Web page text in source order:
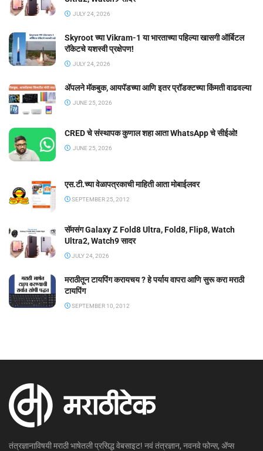
JULY 24, 2026
Skyroot च्या Vikram-1 या भारताच्या पहिल्या खासगी ऑर्बिटल
रॉकेटचे यशस्वी प्रक्षेपण!
JULY 24, 2026
ॲपलने मॅकबुक, आयपॅडच्या आणि इतर प्रॉडक्टच्या किंमती वाढवल्या
JUNE 25, 2026
CRED चे संस्थापक कुणाल शहा आता WhatsApp चे सीईओ!
JUNE 25, 2026
एस.टी.च्या वेळापत्रकाची माहिती आता मोबाईलवर
SEPTEMBER 25, 2012
सॅमसंग Galaxy Z Fold8 Ultra, Fold8, Flip8, Watch
Ultra2, Watch9 सादर
JULY 24, 2026
मराठीतून टायपिंग करायचय ? हे पर्याय वापरा आणि सुरू करा मराठी
टायपिंग
SEPTEMBER 10, 2012
तंत्रज्ञानाविषयी मराठी भाषेतली प्रसिद्ध वेबसाइट! नवं तंत्रज्ञान, नवनवे फोन्स, ॲप्स